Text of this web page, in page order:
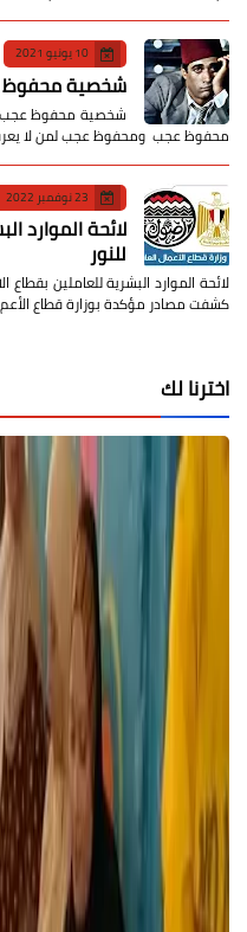
10 يونيو 2021
شخصية
شخصية محفوظ عجب
محفوظ عجب ومحفوظ عجب لمن لا
23 نوفمبر 2022
لائحة الموارد
للنور
لائحة الموارد البشرية للعاملين
كشفت مصادر مؤكدة بوزارة قطاع
اخترنا لك